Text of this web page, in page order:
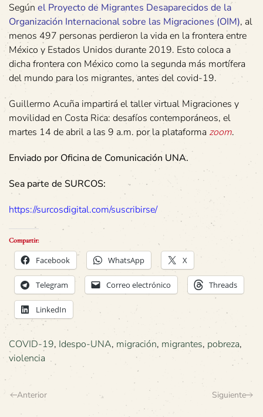
Según el Proyecto de Migrantes Desaparecidos de la
Organización Internacional sobre las Migraciones (OIM), al
menos 497 personas perdieron la vida en la frontera entre
México y Estados Unidos durante 2019. Esto coloca a
dicha frontera con México como la segunda más mortífera
del mundo para los migrantes, antes del covid-19.
Guillermo Acuña impartirá el taller virtual Migraciones y
movilidad en Costa Rica: desafíos contemporáneos, el
martes 14 de abril a las 9 a.m. por la plataforma zoom.
Enviado por Oficina de Comunicación UNA.
Sea parte de SURCOS:
https://surcosdigital.com/suscribirse/
Compartir:
Facebook WhatsApp X
Telegram Correo electrónico Threads
LinkedIn
COVID-19, Idespo-UNA, migración, migrantes, pobreza,
violencia
Anterior Siguiente